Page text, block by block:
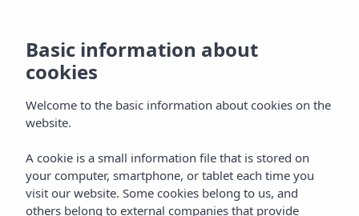
Gastronomie
Vibra Riviera Hotel
Basic information about
cookies
Welcome to the basic information about cookies on the
website.
A cookie is a small information file that is stored on
your computer, smartphone, or tablet each time you
visit our website. Some cookies belong to us, and
others belong to external companies that provide